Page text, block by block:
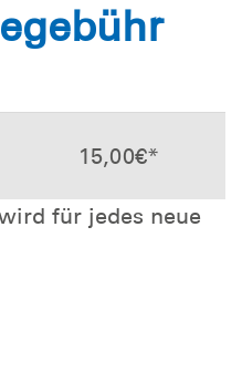
15,00€*
für jedes neue